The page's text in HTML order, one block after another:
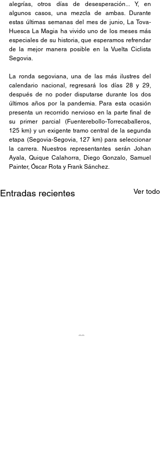
alegrías, otros días de desesperación... Y, en
algunos casos, una mezcla de ambas. Durante
estas últimas semanas del mes de junio, La Tova-
Huesca La Magia ha vivido uno de los meses más
especiales de su historia, que esperamos refrendar
de la mejor manera posible en la Vuelta Ciclista
Segovia.
La ronda segoviana, una de las más ilustres del
calendario nacional, regresará los días 28 y 29,
después de no poder disputarse durante los dos
últimos años por la pandemia. Para esta ocasión
presenta un recorrido nervioso en la parte final de
su primer parcial (Fuenterebollo-Torrecaballeros,
125 km) y un exigente tramo central de la segunda
etapa (Segovia-Segovia, 127 km) para seleccionar
la carrera. Nuestros representantes serán Johan
Ayala, Quique Calahorra, Diego Gonzalo, Samuel
Painter, Óscar Rota y Frank Sánchez.
Entradas recientes Ver todo